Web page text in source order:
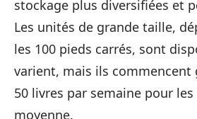
stockage plus diversifiées et
Les unités de grande taille,
les 100 pieds carrés, sont
varient, mais ils commencent
50 livres par semaine pour
moyenne.